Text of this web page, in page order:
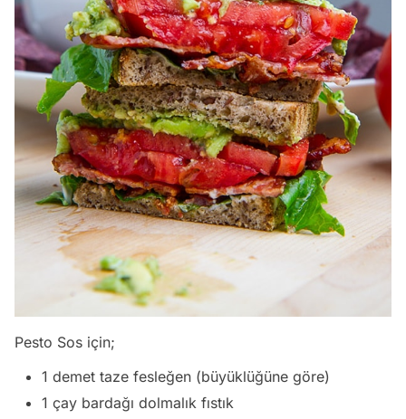
Pesto Sos için;
1 demet taze fesleğen (büyüklüğüne göre)
1 çay bardağı dolmalık fıstık